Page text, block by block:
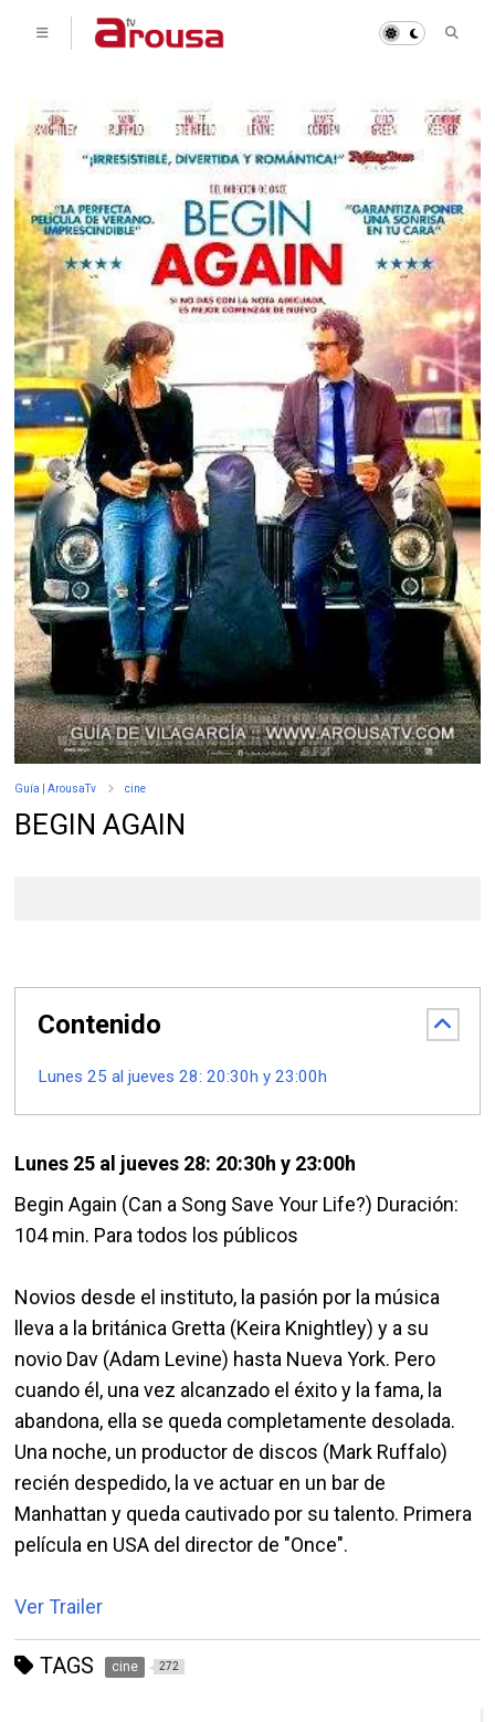
Guía | ArousaTv cine
BEGIN AGAIN
Contenido
Lunes 25 al jueves 28: 20:30h y 23:00h
Lunes 25 al jueves 28: 20:30h y 23:00h
Begin Again (Can a Song Save Your Life?) Duración:
104 min. Para todos los públicos
Novios desde el instituto, la pasión por la música
lleva a la británica Gretta (Keira Knightley) y a su
novio Dav (Adam Levine) hasta Nueva York. Pero
cuando él, una vez alcanzado el éxito y la fama, la
abandona, ella se queda completamente desolada.
Una noche, un productor de discos (Mark Ruffalo)
recién despedido, la ve actuar en un bar de
Manhattan y queda cautivado por su talento. Primera
película en USA del director de "Once".
Ver Trailer
TAGS cine 272